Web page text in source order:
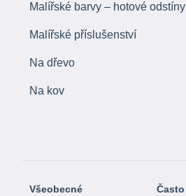
Malířské barvy – hotové odstíny
Malířské příslušenství
Na dřevo
Na kov
Všeobecné
Často